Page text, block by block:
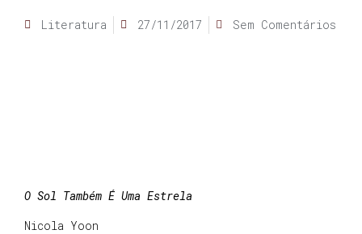
Literatura 27/11/2017 Sem Comentários
O Sol Também É Uma Estrela
Nicola Yoon